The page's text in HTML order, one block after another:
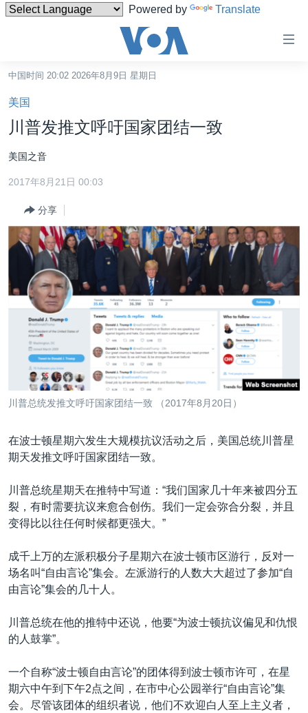
Powered by Translate
碍
链
接
跳
转
内
到
航
中国
台湾
港澳
国际
最新国际新闻
印太
中东
欧洲
非洲
美洲
全球议题
分类新闻
经济·金融·贸易
人权·法律·宗教
科教·文娱·体健
军事
劳工
环境
美中关系
热点专题
白宫要闻
国会报道
美中关系
美国建国250周年
美国之音专访
重要讲话与声明
台海两岸关系
南中国海争端
关注新疆
GEN Z 看美国
VOA视频
VOA今日焦点
中文广播
关注我们
其他语言网站
中国时间 20:02 2026年8月9日 星期日
美国
川普发推文呼吁国家团结一致
美国之音
2017年8月21日 00:03
分享
川普总统发推文呼吁国家团结一致 （2017年8月20日）
在波士顿星期六发生大规模抗议活动之后，美国总统川普星
期天发推文呼吁国家团结一致。
川普总统星期天在推特中写道：“我们国家几十年来被四分五
裂，有时需要抗议来愈合创伤。我们一定会弥合分裂，并且
变得比以往任何时候都更强大。”
成千上万的左派积极分子星期六在波士顿市区游行，反对一
场名叫“自由言论”集会。左派游行的人数大大超过了参加“自
由言论”集会的几十人。
川普总统在他的推特中还说，他要“为波士顿抗议偏见和仇恨
的人鼓掌”。
一个自称“波士顿自由言论”的团体得到波士顿市许可，在星
期六中午到下午2点之间，在市中心公园举行“自由言论”集
会。尽管该团体的组织者说，他们不欢迎白人至上主义者，